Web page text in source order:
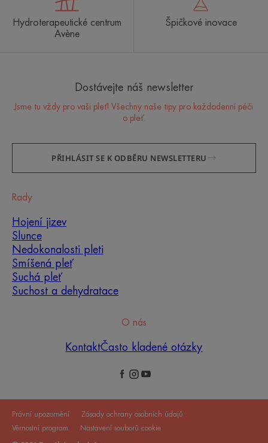
Hydroterapeutické centrum
Avène
Špičkové inovace
Dostávejte náš newsletter
Jsme tu vždy pro vaši pleť! Všechny naše tipy pro každodenní péči
o pleť.
PŘIHLÁSIT SE K ODBĚRU NEWSLETTERU
Rady
Hojení jizev
Slunce
Nedokonalosti pleti
Smíšená pleť
Suchá pleť
Suchost a dehydratace
O nás
KontaktČasto kladené otázky
Právní upozornění
Zásady ochrany osobních údajů
Věrnostní program
Nastavení souborů cookie